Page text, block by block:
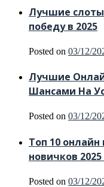
Лучшие
победу в 2025
Posted on 03/12/
Лучшие
Шансами На
Posted on 03/12/
Топ 10 онлайн
новичков
Posted on 03/12/